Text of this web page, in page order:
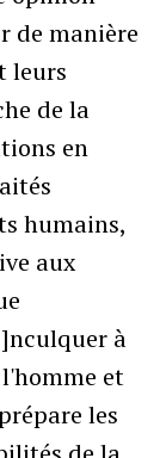
de manière
leurs
de la
en
humains,
aux
à
et
les